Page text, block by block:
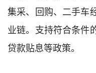
集采、回购、二手车
业链。支持符合条件
贷款贴息等政策。